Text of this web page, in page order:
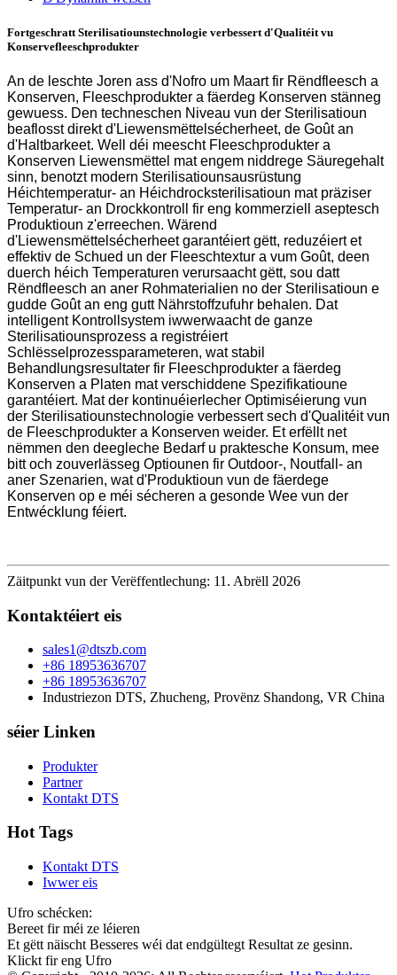
Fortgeschratt Sterilisatiounstechnologie verbessert d'Qualitéit vu
Konservefleeschprodukter
An de leschte Joren ass d'Nofro um Maart fir Rëndfleesch a
Konserven, Fleeschprodukter a fäerdeg Konserven stänneg
gewuess. Den techneschen Niveau vun der Sterilisatioun
beaflosst direkt d'Liewensmëttelsécherheet, de Goût an
d'Haltbarkeet. Well déi meescht Fleeschprodukter a
Konserven Liewensmëttel mat engem niddrege Säuregehalt
sinn, benotzt modern Sterilisatiounsausrüstung
Héichtemperatur- an Héichdrocksterilisatioun mat präziser
Temperatur- an Drockkontroll fir eng kommerziell aseptesch
Produktioun z'erreechen. Wärend
d'Liewensmëttelsécherheet garantéiert gëtt, reduzéiert et
effektiv de Schued un der Fleeschtextur a vum Goût, deen
duerch héich Temperaturen verursaacht gëtt, sou datt
Rëndfleesch an aner Rohmaterialien no der Sterilisatioun e
gudde Goût an eng gutt Nährstoffzufuhr behalen. Dat
intelligent Kontrollsystem iwwerwaacht de ganze
Sterilisatiounsprozess a registréiert
Schlësselprozessparameteren, wat stabil
Behandlungsresultater fir Fleeschprodukter a fäerdeg
Konserven a Platen mat verschiddene Spezifikatioune
garantéiert. Mat der kontinuéierlecher Optimiséierung vun
der Sterilisatiounstechnologie verbessert sech d'Qualitéit vun
de Fleeschprodukter a Konserven weider. Et erfëllt net
nëmmen den deegleche Bedarf u praktesche Konsum, mee
bitt och zouverlässeg Optiounen fir Outdoor-, Noutfall- an
aner Szenarien, wat d'Produktioun vun de fäerdege
Konserven op e méi sécheren a gesonde Wee vun der
Entwécklung féiert.
Zäitpunkt vun der Verëffentlechung: 11. Abrëll 2026
Kontaktéiert eis
sales1@dtszb.com
+86 18953636707
+86 18953636707
Industriezon DTS, Zhucheng, Provënz Shandong, VR China
séier Linken
Produkter
Partner
Kontakt DTS
Hot Tags
Kontakt DTS
Iwwer eis
Ufro schécken:
Bereet fir méi ze léieren
Et gëtt näischt Besseres wéi dat endgültegt Resultat ze gesinn.
Klickt fir eng Ufro